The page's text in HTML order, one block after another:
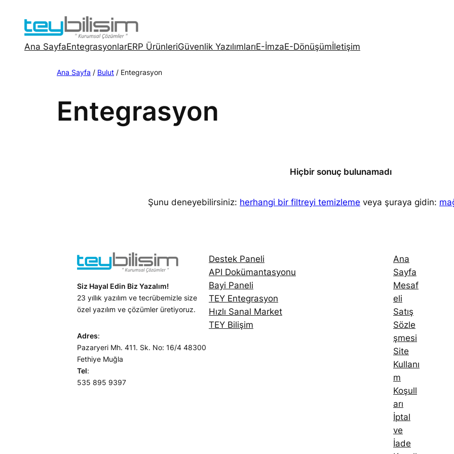
Ana SayfaEntegrasyonlarERP ÜrünleriGüvenlik YazılımlarıE-İmzaE-Dönüşümİletişim
Ana Sayfa / Bulut / Entegrasyon
Entegrasyon
Hiçbir sonuç bulunamadı
Şunu deneyebilirsiniz: herhangi bir filtreyi temizleme veya şuraya gidin:
Siz Hayal Edin Biz Yazalım!
23 yıllık yazılım ve tecrübemizle size
özel yazılım ve çözümler üretiyoruz.
Adres:
Pazaryeri Mh. 411. Sk. No: 16/4 48300
Fethiye Muğla
Tel:
535 895 9397
Destek Paneli
API Dokümantasyonu
Bayi Paneli
TEY Entegrasyon
Hızlı Sanal Market
TEY Bilişim
Ana
Sayfa
Mesaf
eli
Satış
Sözle
şmesi
Site
Kullanı
m
Koşull
arı
İptal
ve
İade